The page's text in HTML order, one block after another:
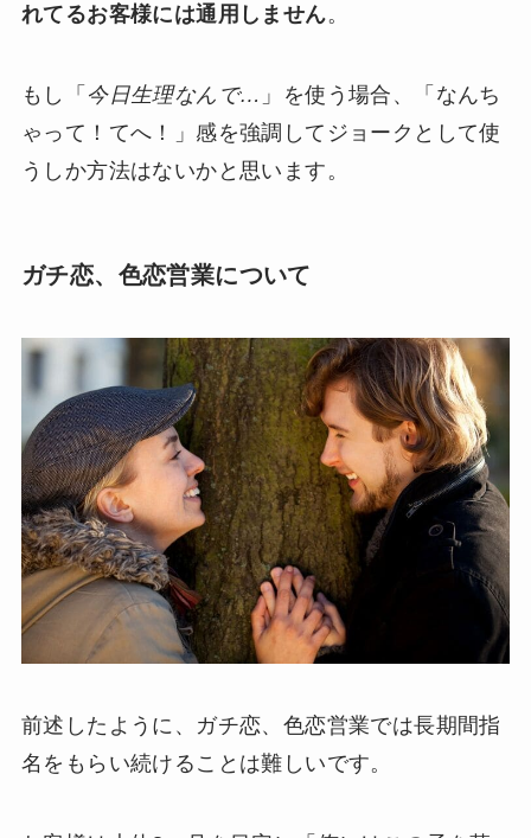
れてるお客様には通用しません。
もし「 今日生理なんで… 」を使う場合、「なんち
ゃって！てへ！」感を強調してジョークとして使
うしか方法はないかと思います。
ガチ恋、色恋営業について
前述したように、ガチ恋、色恋営業では長期間指
名をもらい続けることは難しいです。